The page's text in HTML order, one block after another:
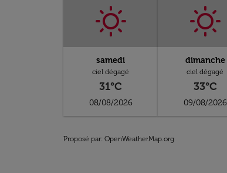
samedi
ciel dégagé
31°C
08/08/2026
dimanche
ciel dégagé
33°C
09/08/2026
Proposé par: OpenWeatherMap.org